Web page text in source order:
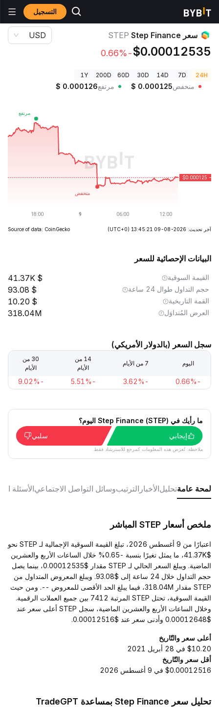
التسجيل أسعار العملات الرقمية
سعر Step Finance STEP
$0.00012535
-0.66%
USD
24H
7D
14D
30D
60D
200D
1Y
منخفض $ 0.000125 مرتفع $ 0.000126
آخر تحديث: 2026-08-09 13:45:21 (UTC+0)
Source of data: CoinGecko
البيانات الإحصائية للسعر
القيمة السوقية 41.37K
حجم التداول طوال 24 ساعة 93.08
القمة التاريخية 10.20
العرض المُتداوَل 318.04M
سجل السعر (بالدولار الأمريكي)
اليوم 7 من الأيام
14 من
الأيام
30 من
الأيام
-0.66%
-3.62%
-5.51%
-9.02%
ما رأيك في Step Finance (STEP) اليوم؟
إيجابي
سلبي
ملاحظة: تُعرَض هذه المعلومات كمرجع للاسترشاد فقط.
لمحة عامةتحليلالأخبار الترتيبوسائل التواصل الاجتماعيالأسئلة
ملخص أسعار STEP المباشر
اعتبارًا من 9 أغسطس 2026، تبلغ القيمة السوقية الإجمالية لـ STEP نحو
$41.37K، ما يمثل تغيرًا بنسبة -0.65% خلال الساعات الأربع والعشرين
الماضية. ويبلغ السعر الحالي لـ STEP مقدار $0.00012535، بينما يصل
حجم التداول خلال 24 ساعة إلى $93.08. ويبلغ المعروض المتداول من
STEP مقدار 318.04M، فيما يبلغ الحد الأقصى للمعروض --. ومن حيث
القيمة السوقية، تحتل STEP المرتبة 7412 بين جميع العملات الرقمية.
وخلال الساعات الأربع والعشرين الماضية، سجل STEP أعلى سعر عند
$0.00012648 وأدنى سعر عند $0.00012516.
أعلى سعر والتّاريخ
$10.20 في 28 أبريل 2021
أقل سعر والتّاريخ
$0.00012516 في 9 أغسطس 2026
تحليل سعر Step Finance بمساعدة TradeGPT